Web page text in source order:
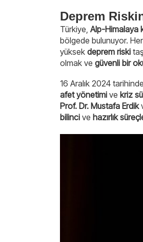
Deprem
Türkiye, Alp-Himalaya
bölgede bulunuyor.
yüksek deprem riski
olmak ve güvenli bir
16 Aralık 2024
afet yönetimi ve kriz
Prof. Dr. Mustafa Erdik
bilinci ve hazırlık